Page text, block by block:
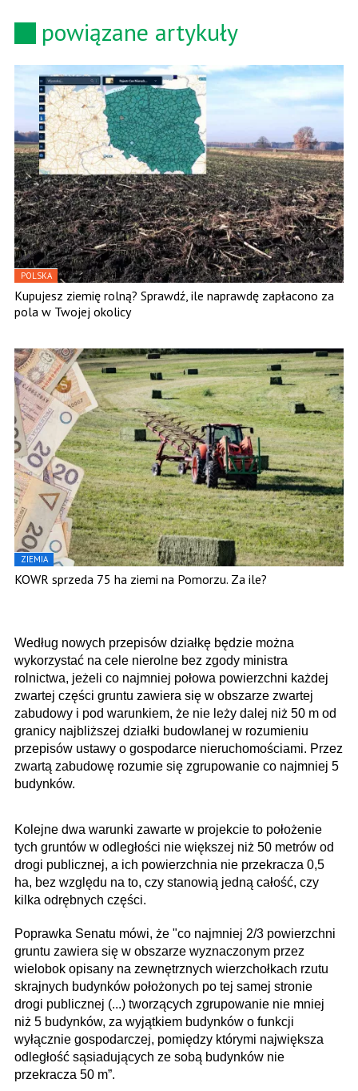
powiązane artykuły
POLSKA
Kupujesz ziemię rolną? Sprawdź, ile naprawdę zapłacono za
pola w Twojej okolicy
ZIEMIA
KOWR sprzeda 75 ha ziemi na Pomorzu. Za ile?
Według nowych przepisów działkę będzie można
wykorzystać na cele nierolne bez zgody ministra
rolnictwa, jeżeli co najmniej połowa powierzchni każdej
zwartej części gruntu zawiera się w obszarze zwartej
zabudowy i pod warunkiem, że nie leży dalej niż 50 m od
granicy najbliższej działki budowlanej w rozumieniu
przepisów ustawy o gospodarce nieruchomościami. Przez
zwartą zabudowę rozumie się zgrupowanie co najmniej 5
budynków.
Kolejne dwa warunki zawarte w projekcie to położenie
tych gruntów w odległości nie większej niż 50 metrów od
drogi publicznej, a ich powierzchnia nie przekracza 0,5
ha, bez względu na to, czy stanowią jedną całość, czy
kilka odrębnych części.
Poprawka Senatu mówi, że "co najmniej 2/3 powierzchni
gruntu zawiera się w obszarze wyznaczonym przez
wielobok opisany na zewnętrznych wierzchołkach rzutu
skrajnych budynków położonych po tej samej stronie
drogi publicznej (...) tworzących zgrupowanie nie mniej
niż 5 budynków, za wyjątkiem budynków o funkcji
wyłącznie gospodarczej, pomiędzy którymi największa
odległość sąsiadujących ze sobą budynków nie
przekracza 50 m”.